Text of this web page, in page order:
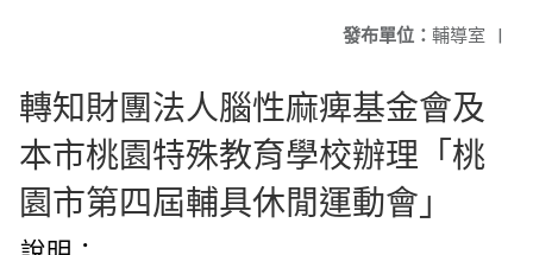
發布單位： 輔導室 |
轉知財團法人腦性麻痺基金會及
本市桃園特殊教育學校辦理「桃
園市第四屆輔具休閒運動會」